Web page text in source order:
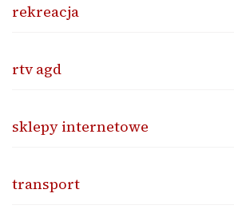
rekreacja
rtv agd
sklepy internetowe
transport